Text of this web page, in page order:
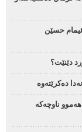
ئیمام حسێن
دێنێت؟
دەکرێتەوە
هەموو ناوچەکە